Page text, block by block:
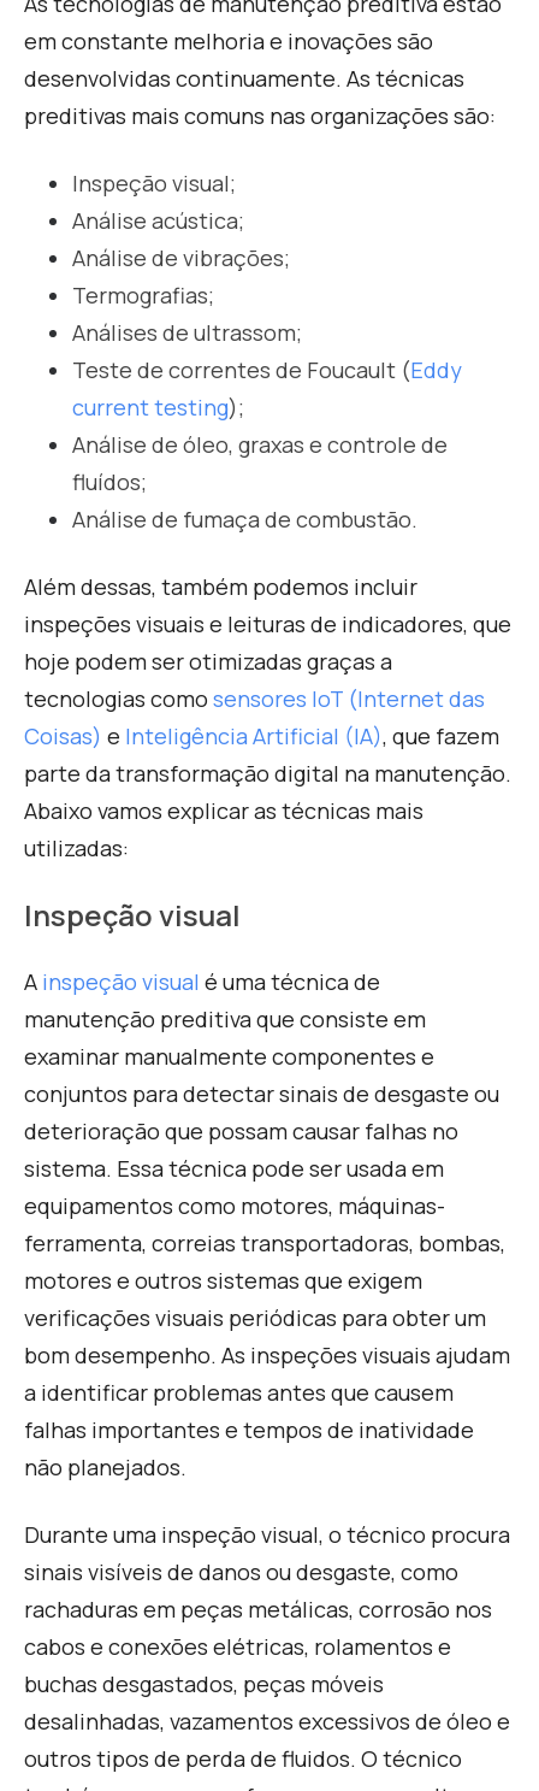
em constante melhoria e inovações são
desenvolvidas continuamente. As técnicas
preditivas mais comuns nas organizações são:
Inspeção visual;
Análise acústica;
Análise de vibrações;
Termografias;
Análises de ultrassom;
Teste de correntes de Foucault (Eddy
current testing);
Análise de óleo, graxas e controle de
fluídos;
Análise de fumaça de combustão.
Além dessas, também podemos incluir
inspeções visuais e leituras de indicadores, que
hoje podem ser otimizadas graças a
tecnologias como sensores IoT (Internet das
Coisas) e Inteligência Artificial (IA), que fazem
parte da transformação digital na manutenção.
Abaixo vamos explicar as técnicas mais
utilizadas:
Inspeção visual
A inspeção visual é uma técnica de
manutenção preditiva que consiste em
examinar manualmente componentes e
conjuntos para detectar sinais de desgaste ou
deterioração que possam causar falhas no
sistema. Essa técnica pode ser usada em
equipamentos como motores, máquinas-
ferramenta, correias transportadoras, bombas,
motores e outros sistemas que exigem
verificações visuais periódicas para obter um
bom desempenho. As inspeções visuais ajudam
a identificar problemas antes que causem
falhas importantes e tempos de inatividade
não planejados.
Durante uma inspeção visual, o técnico procura
sinais visíveis de danos ou desgaste, como
rachaduras em peças metálicas, corrosão nos
cabos e conexões elétricas, rolamentos e
buchas desgastados, peças móveis
desalinhadas, vazamentos excessivos de óleo e
outros tipos de perda de fluidos. O técnico